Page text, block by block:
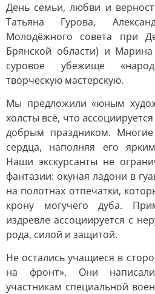
День семьи, любви и
Татьяна Гурова,
Молодёжного совета при
Брянской области) и
суровое убежище
творческую мастерскую.
Мы предложили «юным
холсты всё, что
добрым праздником.
сердца, наполняя его
Наши экскурсанты не
фантазии: окуная ладони в
на полотнах отпечатки,
крону могучего дуба.
издревле ассоциируется с
рода, силой и защитой.
Не остались учащиеся в
на фронт». Они
участникам специальной